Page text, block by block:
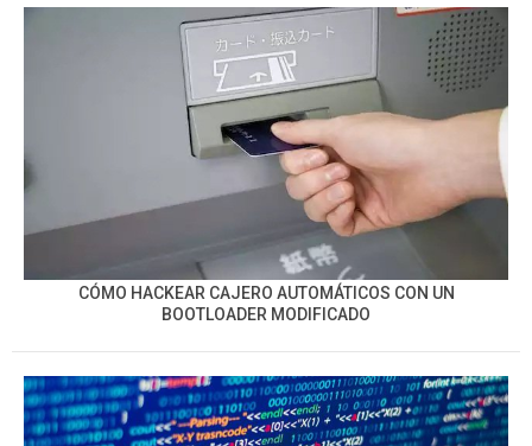
CÓMO HACKEAR CAJERO AUTOMÁTICOS CON UN
BOOTLOADER MODIFICADO